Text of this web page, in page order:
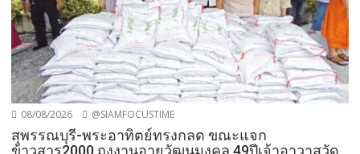
08/08/2026 @SIAMFOCUSTIME
สุพรรณบุรี-พระอาทิตย์ทรงกลด ขณะแจก
ข้าวสาร2000 ถุงงานอายุวัฒนมงคล 49ปีเจ้าอาวาสวัด